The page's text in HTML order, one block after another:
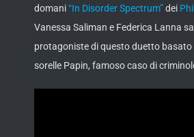
domani“In Disorder Spectrum”dei
Vanessa Saliman e Federica Lanna
protagoniste di questo duetto basato
sorelle Papin, famoso caso di